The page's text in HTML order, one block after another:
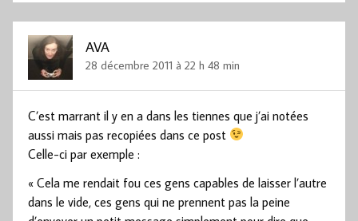
AVA
28 décembre 2011 à 22 h 48 min
C’est marrant il y en a dans les tiennes que j’ai notées
aussi mais pas recopiées dans ce post
Celle-ci par exemple :
« Cela me rendait fou ces gens capables de laisser l’autre
dans le vide, ces gens qui ne prennent pas la peine